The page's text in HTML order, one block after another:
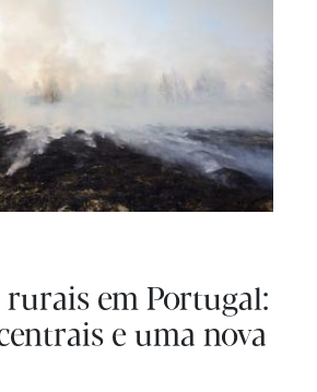
rurais em Portugal:
e uma nova